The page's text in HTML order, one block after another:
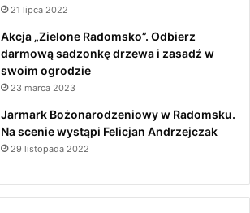
21 lipca 2022
Akcja „Zielone Radomsko”. Odbierz
darmową sadzonkę drzewa i zasadź w
swoim ogrodzie
23 marca 2023
Jarmark Bożonarodzeniowy w Radomsku.
Na scenie wystąpi Felicjan Andrzejczak
29 listopada 2022